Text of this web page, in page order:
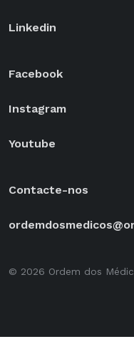
Linkedin
Facebook
Instagram
Youtube
Contacte-nos
© 2026 Ordem dos